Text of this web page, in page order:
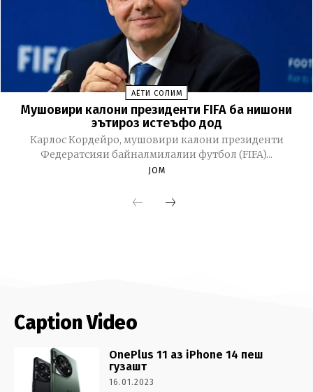
Caption Video
OnePlus 11 аз iPhone 14 пеш
гузашт
16.01.2023